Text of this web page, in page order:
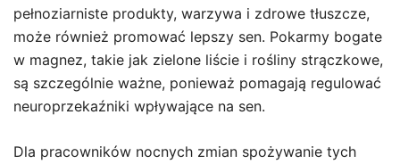
pełnoziarniste produkty, warzywa i zdrowe tłuszcze,
może również promować lepszy sen. Pokarmy bogate
w magnez, takie jak zielone liście i rośliny strączkowe,
są szczególnie ważne, ponieważ pomagają regulować
neuroprzekaźniki wpływające na sen.
Dla pracowników nocnych zmian spożywanie tych